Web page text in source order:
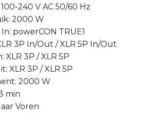
240 V AC 50/60 Hz
2000 W
powerCON TRUE1
3P In/Out / XLR 5P In/Out
3P / XLR 5P
XLR 3P / XLR 5P
2000 W
min
Voren